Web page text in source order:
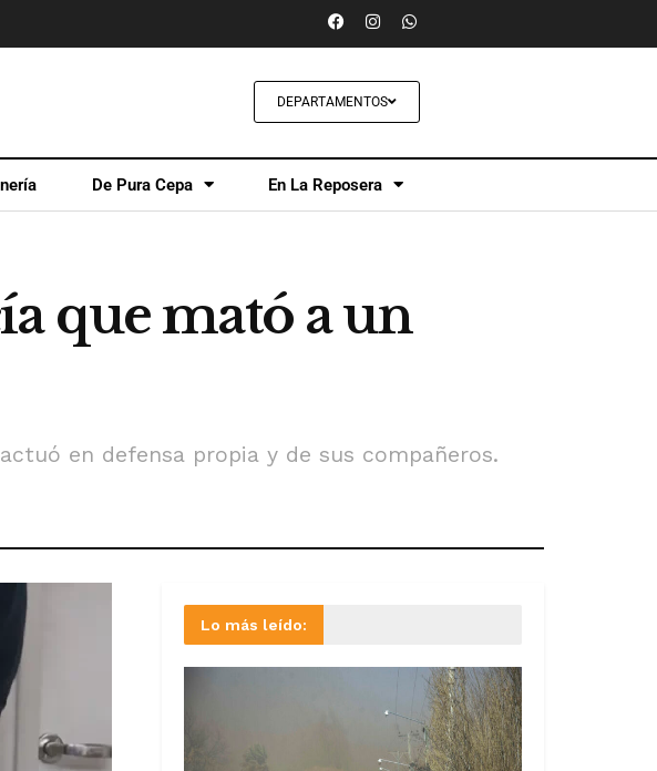
DEPARTAMENTOS
De Pura Cepa En La Reposera
que mató a un
en defensa propia y de sus compañeros.
Lo más leído: